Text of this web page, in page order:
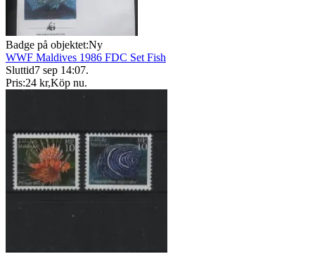
Badge på objektet:Ny
WWF Maldives 1986 FDC Set Fish
Sluttid7 sep 14:07.
Pris:24 kr,Köp nu.